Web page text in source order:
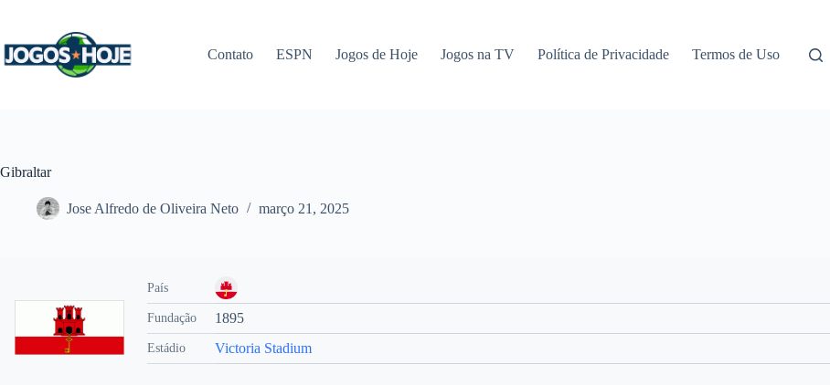
conteúdo
Contato ESPN Jogos de Hoje Jogos na TV Política de Privacidade Termos de Uso
Gibraltar
Jose Alfredo de Oliveira Neto março 21, 2025
País
Fundação 1895
Estádio Victoria Stadium